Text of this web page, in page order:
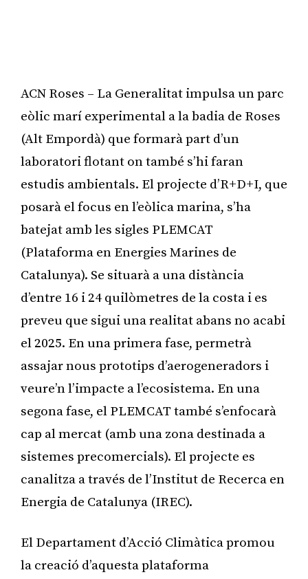
ACN Roses – La Generalitat impulsa un parc
eòlic marí experimental a la badia de Roses
(Alt Empordà) que formarà part d’un
laboratori flotant on també s’hi faran
estudis ambientals. El projecte d’R+D+I, que
posarà el focus en l’eòlica marina, s’ha
batejat amb les sigles PLEMCAT
(Plataforma en Energies Marines de
Catalunya). Se situarà a una distància
d’entre 16 i 24 quilòmetres de la costa i es
preveu que sigui una realitat abans no acabi
el 2025. En una primera fase, permetrà
assajar nous prototips d’aerogeneradors i
veure’n l’impacte a l’ecosistema. En una
segona fase, el PLEMCAT també s’enfocarà
cap al mercat (amb una zona destinada a
sistemes precomercials). El projecte es
canalitza a través de l’Institut de Recerca en
Energia de Catalunya (IREC).
El Departament d’Acció Climàtica promou
la creació d’aquesta plataforma